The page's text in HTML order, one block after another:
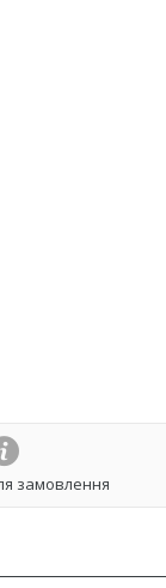
замовлення